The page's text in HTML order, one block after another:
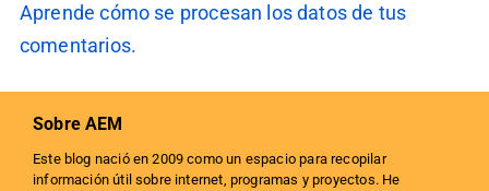
Aprende cómo se procesan los datos de tus
comentarios.
Sobre AEM
Este blog nació en 2009 como un espacio para recopilar
información útil sobre internet, programas y proyectos. He